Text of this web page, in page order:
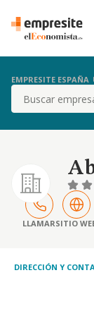
EMPRESITE ESPAÑA
Buscar
LLAMARSITIO
DIRECCIÓN Y